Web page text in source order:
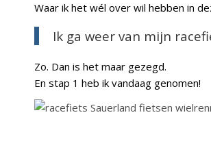
Waar ik het wél over wil hebben in
Ik ga weer van mijn
Zo. Dan is het maar gezegd.
En stap 1 heb ik vandaag genomen!